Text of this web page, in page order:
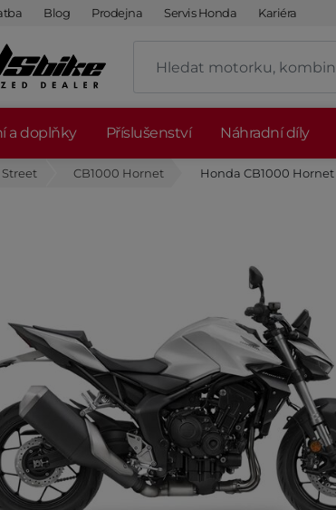
Blog Prodejna Servis Honda Kariéra
a doplňky Příslušenství Náhradní díly
Street CB1000 Hornet Honda CB1000